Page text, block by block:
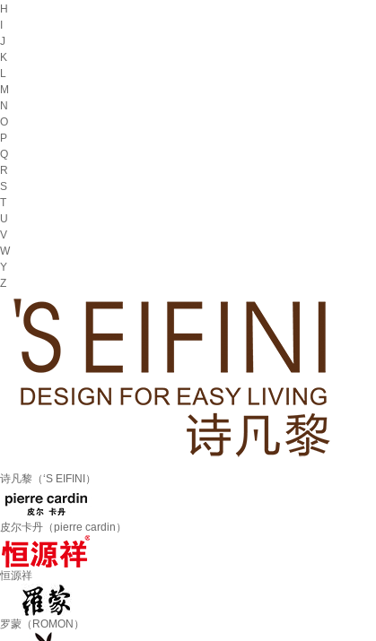
H
J
K
L
M
N
O
P
Q
R
S
T
U
V
W
Y
Z
诗凡黎（‘S EIFINI）
皮尔卡丹（pierre cardin）
恒源祥
罗蒙（ROMON）